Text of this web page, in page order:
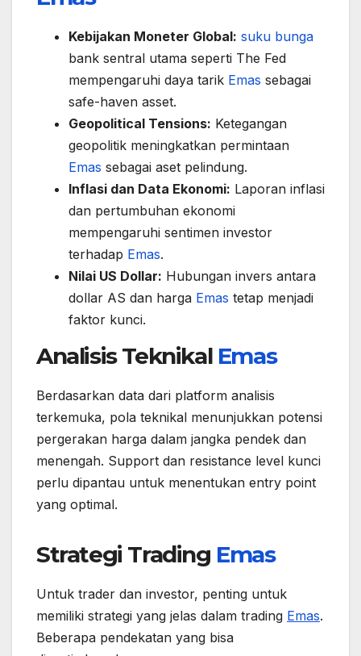
Kebijakan Moneter Global: suku bunga
bank sentral utama seperti The Fed
mempengaruhi daya tarik Emas sebagai
safe-haven asset.
Geopolitical Tensions: Ketegangan
geopolitik meningkatkan permintaan
Emas sebagai aset pelindung.
Inflasi dan Data Ekonomi: Laporan inflasi
dan pertumbuhan ekonomi
mempengaruhi sentimen investor
terhadap Emas.
Nilai US Dollar: Hubungan invers antara
dollar AS dan harga Emas tetap menjadi
faktor kunci.
Analisis Teknikal Emas
Berdasarkan data dari platform analisis
terkemuka, pola teknikal menunjukkan potensi
pergerakan harga dalam jangka pendek dan
menengah. Support dan resistance level kunci
perlu dipantau untuk menentukan entry point
yang optimal.
Strategi Trading Emas
Untuk trader dan investor, penting untuk
memiliki strategi yang jelas dalam trading Emas.
Beberapa pendekatan yang bisa